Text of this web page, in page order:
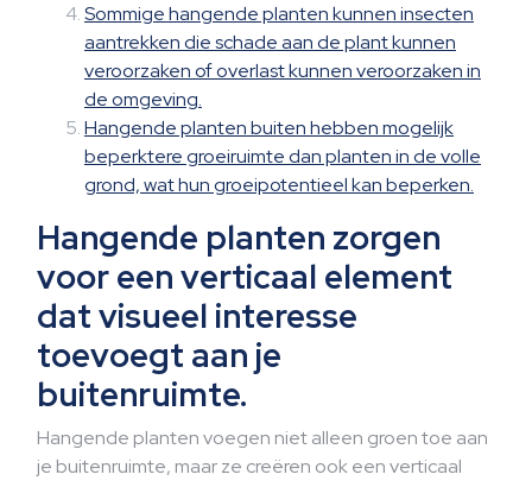
Sommige hangende planten kunnen insecten
aantrekken die schade aan de plant kunnen
veroorzaken of overlast kunnen veroorzaken in
de omgeving.
Hangende planten buiten hebben mogelijk
beperktere groeiruimte dan planten in de volle
grond, wat hun groeipotentieel kan beperken.
Hangende planten zorgen
voor een verticaal element
dat visueel interesse
toevoegt aan je
buitenruimte.
Hangende planten voegen niet alleen groen toe aan
je buitenruimte, maar ze creëren ook een verticaal